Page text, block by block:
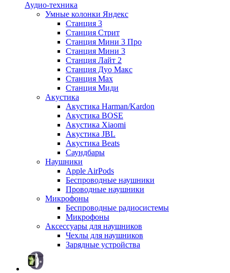
Аудио-техника
Умные колонки Яндекс
Станция 3
Станция Стрит
Станция Мини 3 Про
Станция Мини 3
Станция Лайт 2
Станция Дуо Макс
Станция Max
Станция Миди
Акустика
Акустика Harman/Kardon
Акустика BOSE
Акустика Xiaomi
Акустика JBL
Акустика Beats
Саундбары
Наушники
Apple AirPods
Беспроводные наушники
Проводные наушники
Микрофоны
Беспроводные радиосистемы
Микрофоны
Аксессуары для наушников
Чехлы для наушников
Зарядные устройства